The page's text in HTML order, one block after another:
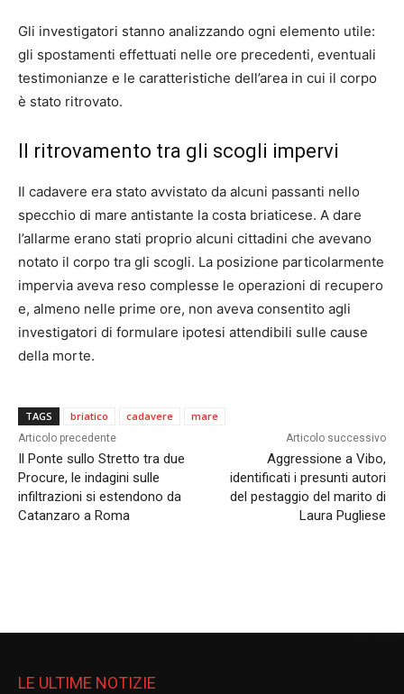
Gli investigatori stanno analizzando ogni elemento utile:
gli spostamenti effettuati nelle ore precedenti, eventuali
testimonianze e le caratteristiche dell’area in cui il corpo
è stato ritrovato.
Il ritrovamento tra gli scogli impervi
Il cadavere era stato avvistato da alcuni passanti nello
specchio di mare antistante la costa briaticese. A dare
l’allarme erano stati proprio alcuni cittadini che avevano
notato il corpo tra gli scogli. La posizione particolarmente
impervia aveva reso complesse le operazioni di recupero
e, almeno nelle prime ore, non aveva consentito agli
investigatori di formulare ipotesi attendibili sulle cause
della morte.
TAGS briatico cadavere mare
Articolo precedente
Il Ponte sullo Stretto tra due
Procure, le indagini sulle
infiltrazioni si estendono da
Catanzaro a Roma
Articolo successivo
Aggressione a Vibo,
identificati i presunti autori
del pestaggio del marito di
Laura Pugliese
LE ULTIME NOTIZIE